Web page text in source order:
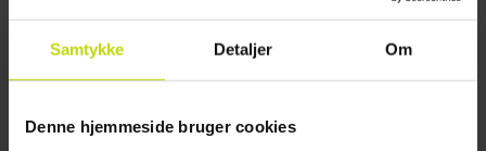
Samtykke Detaljer Om
Denne hjemmeside bruger cookies
ideel til at udforske de mange kulturelle og historiske
seværdigheder i nærheden. Gæsterne kan nemt
fordybe sig i Sønderjyllands rige historie. Nærheden
Gratis internet